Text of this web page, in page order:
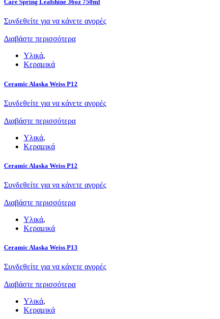
Care Spring Leafshine 36oz 750ml
Συνδεθείτε για να κάνετε αγορές
Διαβάστε περισσότερα
Υλικά,
Κεραμικά
Ceramic Alaska Weiss P12
Συνδεθείτε για να κάνετε αγορές
Διαβάστε περισσότερα
Υλικά,
Κεραμικά
Ceramic Alaska Weiss P12
Συνδεθείτε για να κάνετε αγορές
Διαβάστε περισσότερα
Υλικά,
Κεραμικά
Ceramic Alaska Weiss P13
Συνδεθείτε για να κάνετε αγορές
Διαβάστε περισσότερα
Υλικά,
Κεραμικά